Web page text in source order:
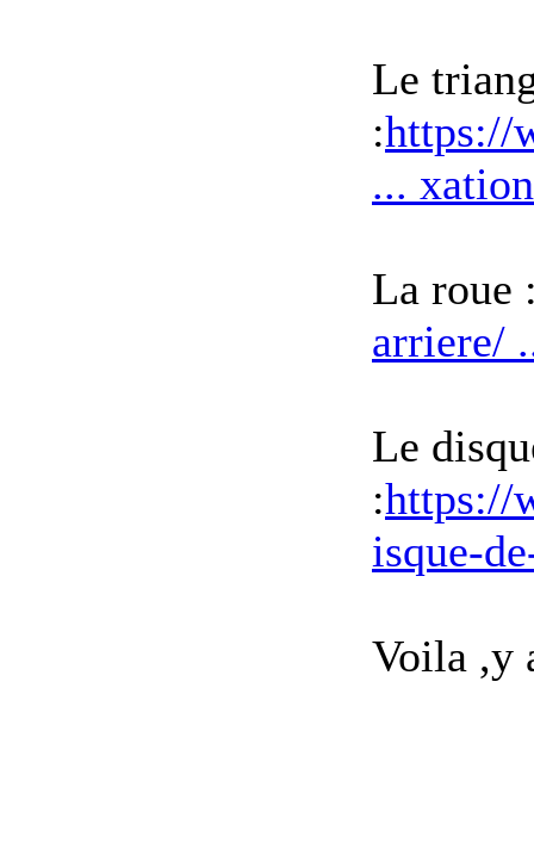
Le
:https://
...
La roue
arriere/
Le
:https://
isque-
Voila ,y